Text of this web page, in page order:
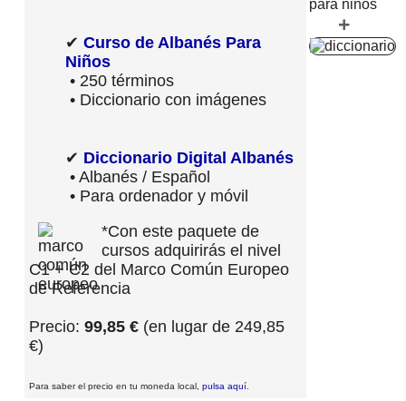
✔ Curso de Albanés Para
Niños
• 250 términos
• Diccionario con imágenes
✔ Diccionario Digital Albanés
• Albanés / Español
• Para ordenador y móvil
*Con este paquete de
cursos adquirirás el nivel
C1 + C2 del Marco Común Europeo
de Referencia
Precio: 99,85 € (en lugar de 249,85
€)
Para saber el precio en tu moneda local, pulsa aquí
+